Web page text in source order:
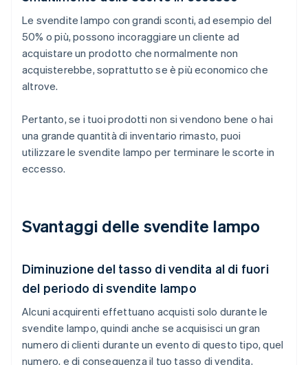
Le svendite lampo con grandi sconti, ad esempio del
50% o più, possono incoraggiare un cliente ad
acquistare un prodotto che normalmente non
acquisterebbe, soprattutto se è più economico che
altrove.
Pertanto, se i tuoi prodotti non si vendono bene o hai
una grande quantità di inventario rimasto, puoi
utilizzare le svendite lampo per terminare le scorte in
eccesso.
Svantaggi delle svendite lampo
Diminuzione del tasso di vendita al di fuori
del periodo di svendite lampo
Alcuni acquirenti effettuano acquisti solo durante le
svendite lampo, quindi anche se acquisisci un gran
numero di clienti durante un evento di questo tipo, quel
numero, e di conseguenza il tuo tasso di vendita,